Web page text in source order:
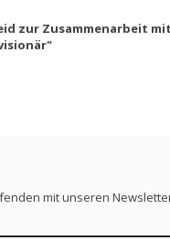
zur Zusammenarbeit
mit unseren